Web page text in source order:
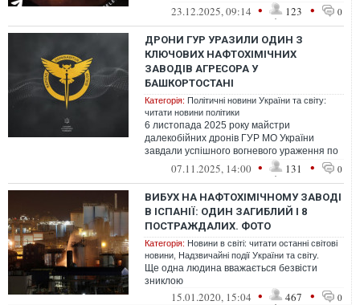
Ставропольському краї
23.12.2025, 09:14 • 123 • 0
ДРОНИ ГУР УРАЗИЛИ ОДИН З
КЛЮЧОВИХ НАФТОХІМІЧНИХ
ЗАВОДІВ АГРЕСОРА У
БАШКОРТОСТАНІ
Категорія: Політичні новини України та світу:
читати новини політики
6 листопада 2025 року майстри
далекобійних дронів ГУР МО України
завдали успішного вогневого ураження по
стерлітамакському нафтохімічному заводу
07.11.2025, 14:00 • 131 • 0
ВИБУХ НА НАФТОХІМІЧНОМУ ЗАВОДІ
В ІСПАНІЇ: ОДИН ЗАГИБЛИЙ І 8
ПОСТРАЖДАЛИХ. ФОТО
Категорія: Новини в світі: читати останні світові
новини Надзвичайні події України та світу.
Ще одна людина вважається безвісти
зниклою
15.01.2020, 15:04 • 467 • 0